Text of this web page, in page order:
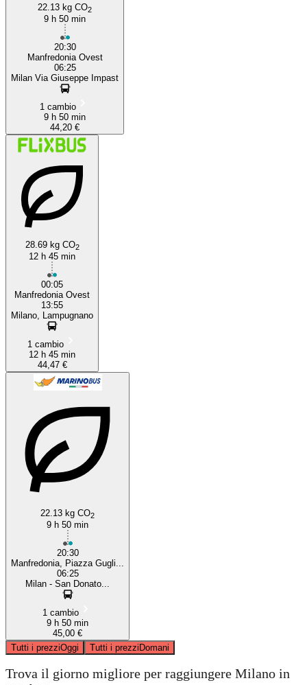
22.13 kg CO2
9 h 50 min
20:30
Manfredonia Ovest
06:25
Milan Via Giuseppe Impast
1 cambio
9 h 50 min
44,20 €
28.69 kg CO2
12 h 45 min
00:05
Manfredonia Ovest
13:55
Milano, Lampugnano
1 cambio
12 h 45 min
44,47 €
22.13 kg CO2
9 h 50 min
20:30
Manfredonia, Piazza Gugli...
06:25
Milan - San Donato...
1 cambio
9 h 50 min
45,00 €
Tutti i prezziOggi Tutti i prezziDomani
Trova il giorno migliore per raggiungere Milano in